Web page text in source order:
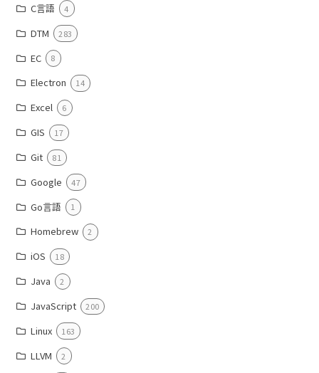
C言語 4
DTM 283
EC 8
Electron 14
Excel 6
GIS 17
Git 81
Google 47
Go言語 1
Homebrew 2
iOS 18
Java 2
JavaScript 200
Linux 163
LLVM 2